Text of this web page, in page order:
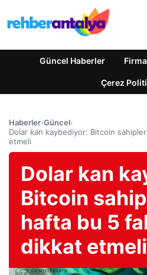
Güncel Haberler
Çerez
Haberler›Güncel›
Dolar kan kaybediyor: Bitcoin
etmeli
Dolar kan
Bitcoin
hafta bu 5
dikkat etmeli